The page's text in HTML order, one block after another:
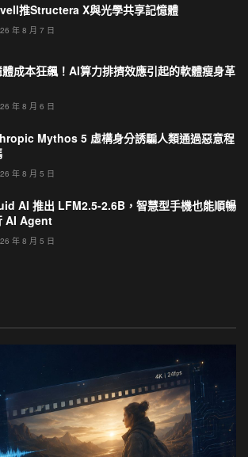
推Structera X與光學共享記憶體
年 8 月 7 日
成本狂飆！AI算力排擠效應引起的軟體瘦身革
年 8 月 6 日
Mythos 5 虛構身分誘騙人類通過惡意程
年 8 月 5 日
AI 推出 LFM2.5-2.6B，智慧型手機也能順暢
AI Agent
年 8 月 5 日